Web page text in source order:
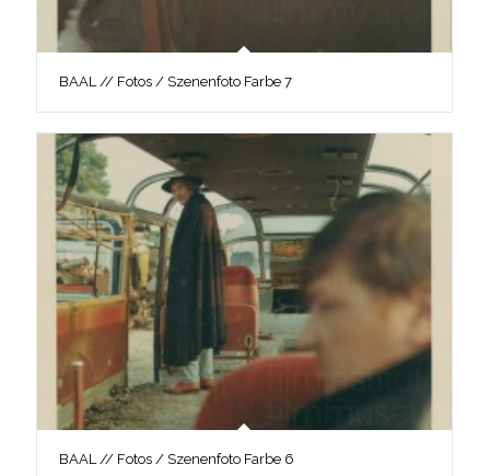
BAAL // Fotos / Szenenfoto Farbe 7
BAAL // Fotos / Szenenfoto Farbe 6